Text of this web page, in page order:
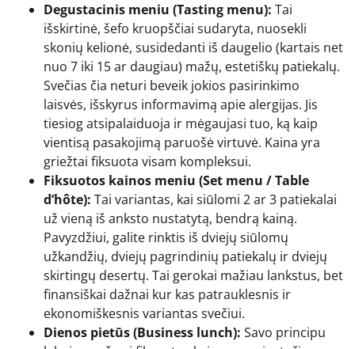
Degustacinis meniu (Tasting menu): Tai
išskirtinė, šefo kruopščiai sudaryta, nuosekli
skonių kelionė, susidedanti iš daugelio (kartais net
nuo 7 iki 15 ar daugiau) mažų, estetiškų patiekalų.
Svečias čia neturi beveik jokios pasirinkimo
laisvės, išskyrus informavimą apie alergijas. Jis
tiesiog atsipalaiduoja ir mėgaujasi tuo, ką kaip
vientisą pasakojimą paruošė virtuvė. Kaina yra
griežtai fiksuota visam kompleksui.
Fiksuotos kainos meniu (Set menu / Table
d’hôte): Tai variantas, kai siūlomi 2 ar 3 patiekalai
už vieną iš anksto nustatytą, bendrą kainą.
Pavyzdžiui, galite rinktis iš dviejų siūlomų
užkandžių, dviejų pagrindinių patiekalų ir dviejų
skirtingų desertų. Tai gerokai mažiau lankstus, bet
finansiškai dažnai kur kas patrauklesnis ir
ekonomiškesnis variantas svečiui.
Dienos pietūs (Business lunch): Savo principu